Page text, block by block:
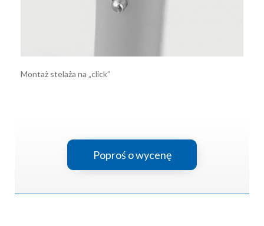
Montaż stelaża na „click”
Poproś o wycenę